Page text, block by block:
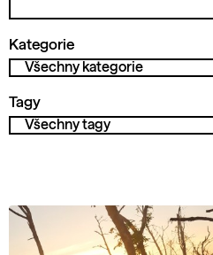
Kategorie
Tagy